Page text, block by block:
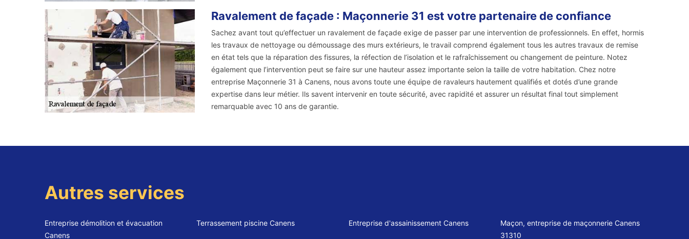
Ravalement de façade : Maçonnerie 31 est votre partenaire de confiance
Sachez avant tout qu’effectuer un ravalement de façade exige de passer par une intervention de professionnels. En effet, hormis
les travaux de nettoyage ou démoussage des murs extérieurs, le travail comprend également tous les autres travaux de remise
en état tels que la réparation des fissures, la réfection de l’isolation et le rafraîchissement ou changement de peinture. Notez
également que l’intervention peut se faire sur une hauteur assez importante selon la taille de votre habitation. Chez notre
entreprise Maçonnerie 31 à Canens, nous avons toute une équipe de ravaleurs hautement qualifiés et dotés d’une grande
expertise dans leur métier. Ils savent intervenir en toute sécurité, avec rapidité et assurer un résultat final tout simplement
remarquable avec 10 ans de garantie.
Autres services
Entreprise démolition et évacuation
Canens
Terrassement piscine Canens Entreprise d'assainissement Canens
Maçon, entreprise de maçonnerie Canens
31310